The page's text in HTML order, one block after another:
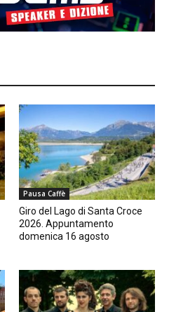
Pausa Caffè
Giro del Lago di Santa Croce
2026. Appuntamento
domenica 16 agosto